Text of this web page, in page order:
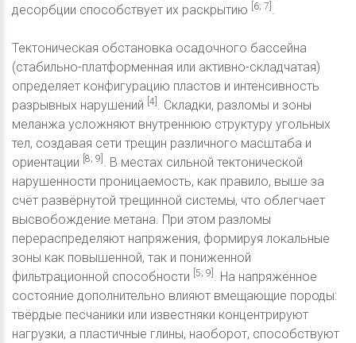
десорбции способствует их раскрытию
[6; 7] .
Тектоническая обстановка осадочного бассейна
(стабильно-платформенная или активно-складчатая)
определяет конфигурацию пластов и интенсивность
разрывных нарушений [4] . Складки, разломы и зоны
меланжа усложняют внутреннюю структуру угольных
тел, создавая сети трещин различного масштаба и
ориентации [8; 9] . В местах сильной тектонической
нарушенности проницаемость, как правило, выше за
счёт развёрнутой трещинной системы, что облегчает
высвобождение метана. При этом разломы
перераспределяют напряжения, формируя локальные
зоны как повышенной, так и пониженной
фильтрационной способности
[5; 9] . На напряжённое
состояние дополнительно влияют вмещающие породы:
твёрдые песчаники или известняки концентрируют
нагрузки, а пластичные глины, наоборот, способствуют